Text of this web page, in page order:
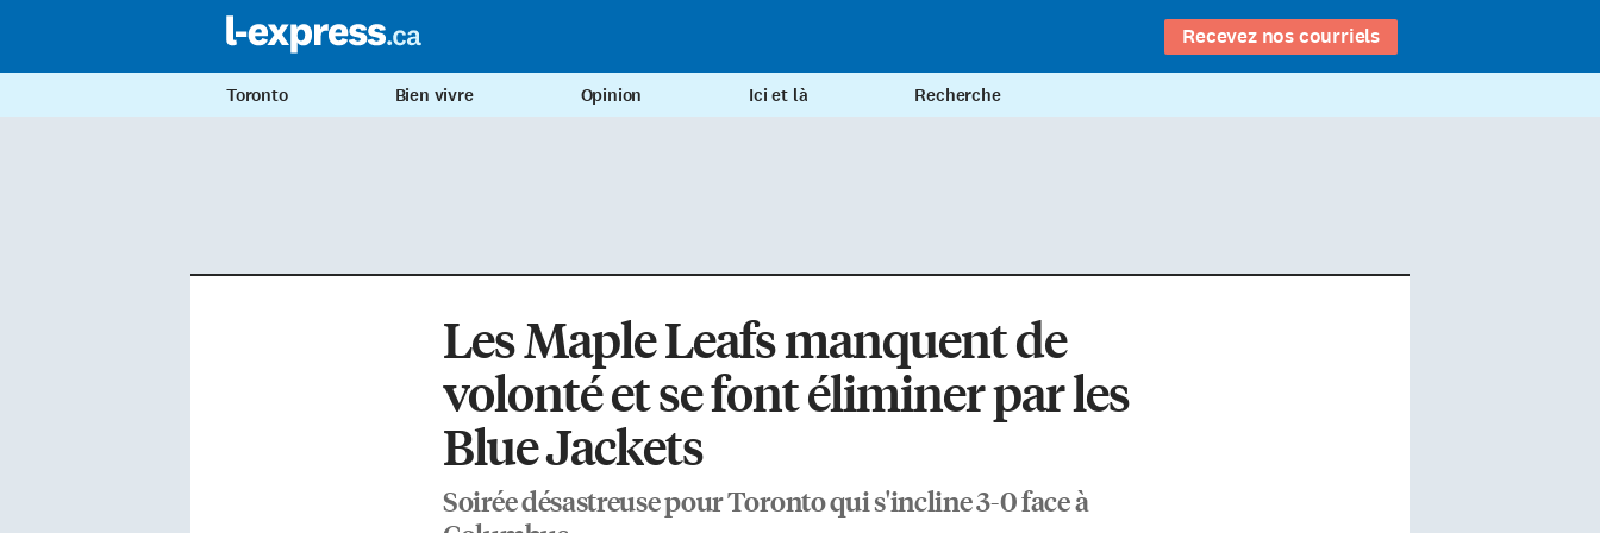
Recevez nos courriels
Toronto Bien vivre Opinion Ici et là Recherche
Les Maple Leafs manquent de
volonté et se font éliminer par les
Blue Jackets
Soirée désastreuse pour Toronto qui s'incline 3-0 face à